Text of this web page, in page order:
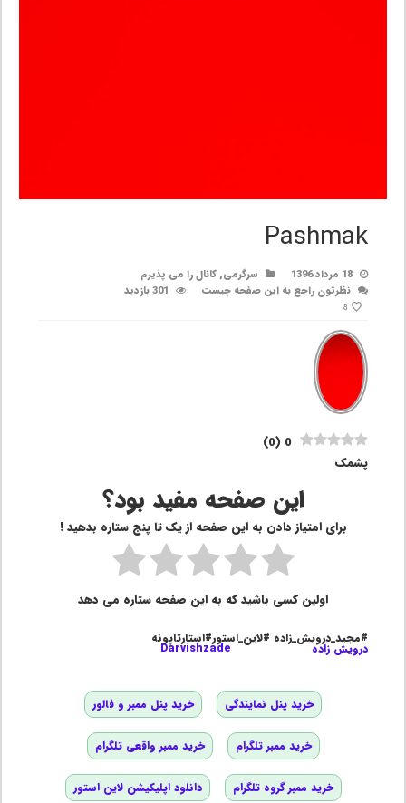
Pashmak
18 مرداد 1396 سرگرمی,کانال را می پذیرم
نظرتون راجع به این صفحه چیست
301 بازدید
8
0
(
0
)
پشمک
این صفحه مفید بود؟
برای امتیاز دادن به این صفحه از یک تا پنج ستاره بدهید !
اولین کسی باشید که به این صفحه ستاره می دهد
#مجید_درویش_زاده #لاین_استور#استارتاپونه
درویش زاده Darvishzade
خرید پنل نمایندگی خرید پنل ممبر و فالور
خرید ممبر تلگرام خرید ممبر واقعی تلگرام
خرید ممبر گروه تلگرام دانلود اپلیکیشن لاین استور